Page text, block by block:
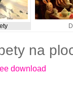
na
download